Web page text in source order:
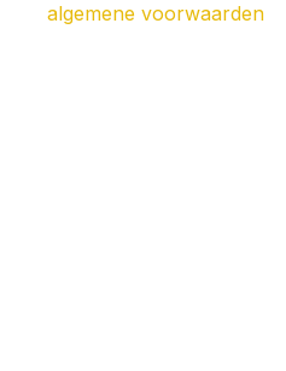
algemene voorwaarden